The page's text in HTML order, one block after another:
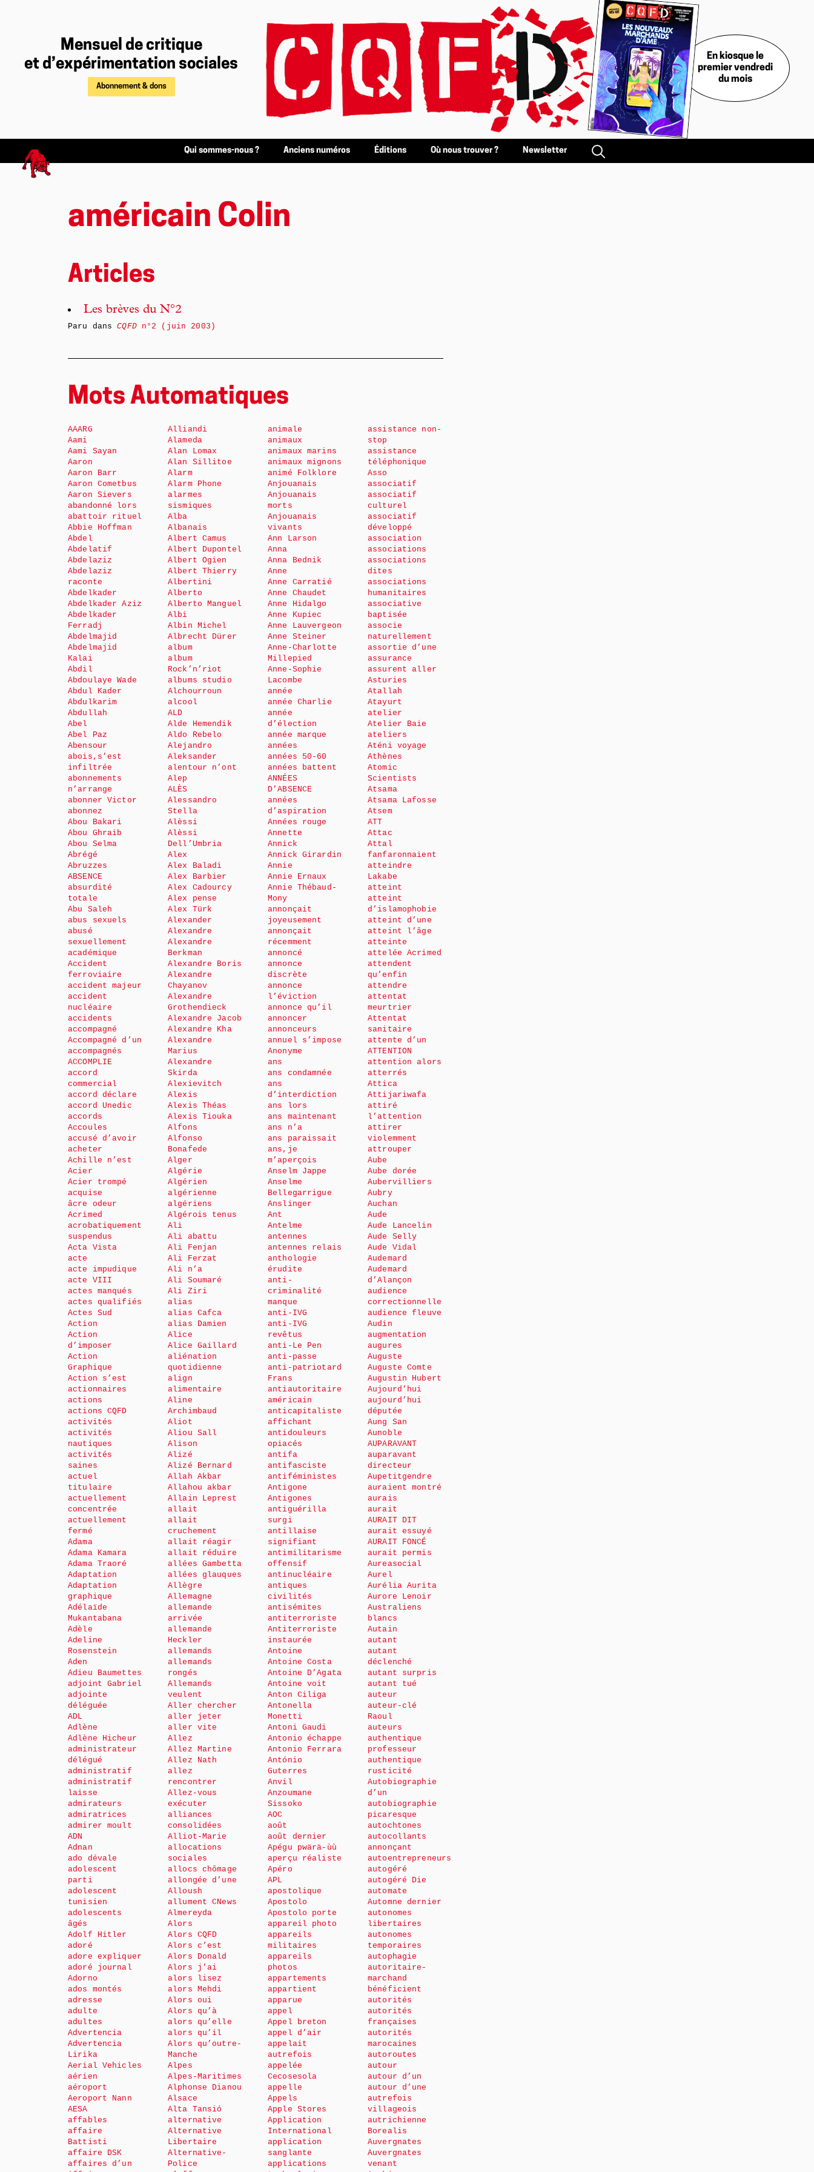
Mensuel de critique
et d’expérimentation sociales
Abonnement & dons
En kiosque le
premier vendredi
du mois
Qui sommes-nous ? Anciens numéros Éditions Où nous trouver ? Newsletter
américain Colin
Articles
Les brèves du N°2
Paru dansCQFDn°2 (juin 2003)
Mots Automatiques
AAARG
Aami
Aami Sayan
Aaron
Aaron Barr
Aaron Cometbus
Aaron Sievers
abandonné lors
abattoir rituel
Abbie Hoffman
Abdel
Abdelatif
Abdelaziz
Abdelaziz
raconte
Abdelkader
Abdelkader Aziz
Abdelkader
Ferradj
Abdelmajid
Abdelmajid
Kalai
Abdil
Abdoulaye Wade
Abdul Kader
Abdulkarim
Abdullah
Abel
Abel Paz
Abensour
abois,s’est
infiltrée
abonnements
n’arrange
abonner Victor
abonnez
Abou Bakari
Abou Ghraib
Abou Selma
Abrégé
Abruzzes
ABSENCE
absurdité
totale
Abu Saleh
abus sexuels
abusé
sexuellement
académique
Accident
ferroviaire
accident majeur
accident
nucléaire
accidents
accompagné
Accompagné d’un
accompagnés
ACCOMPLIE
accord
commercial
accord déclare
accord Unedic
accords
Accoules
accusé d’avoir
acheter
Achille n’est
Acier
Acier trompé
acquise
âcre odeur
Acrimed
acrobatiquement
suspendus
Acta Vista
acte
acte impudique
acte VIII
actes manqués
actes qualifiés
Actes Sud
Action
Action
d’imposer
Action
Graphique
Action s’est
actionnaires
actions
actions CQFD
activités
activités
nautiques
activités
saines
actuel
titulaire
actuellement
concentrée
actuellement
fermé
Adama
Adama Kamara
Adama Traoré
Adaptation
Adaptation
graphique
Adélaïde
Mukantabana
Adèle
Adeline
Rosenstein
Aden
Adieu Baumettes
adjoint Gabriel
adjointe
déléguée
ADL
Adlène
Adlène Hicheur
administrateur
délégué
administratif
administratif
laisse
admirateurs
admiratrices
admirer moult
ADN
Adnan
ado dévale
adolescent
parti
adolescent
tunisien
adolescents
âgés
Adolf Hitler
adoré
adore expliquer
adoré journal
Adorno
ados montés
adresse
adulte
adultes
Advertencia
Advertencia
Lirika
Aerial Vehicles
aérien
aéroport
Aeroport Nann
AESA
affables
affaire
Battisti
affaire DSK
affaires d’un
Alliandi
Alameda
Alan Lomax
Alan Sillitoe
Alarm
Alarm Phone
alarmes
sismiques
Alba
Albanais
Albert Camus
Albert Dupontel
Albert Ogien
Albert Thierry
Albertini
Alberto
Alberto Manguel
Albi
Albin Michel
Albrecht Dürer
album
album
Rock’n’riot
albums studio
Alchourroun
alcool
ALD
Alde Hemendik
Aldo Rebelo
Alejandro
Aleksander
alentour n’ont
Alep
ALÈS
Alessandro
Stella
Alèssi
Alèssi
Dell’Umbria
Alex
Alex Baladi
Alex Barbier
Alex Cadourcy
Alex pense
Alex Türk
Alexander
Alexandre
Alexandre
Berkman
Alexandre Boris
Alexandre
Chayanov
Alexandre
Grothendieck
Alexandre Jacob
Alexandre Kha
Alexandre
Marius
Alexandre
Skirda
Alexievitch
Alexis
Alexis Théas
Alexis Tiouka
Alfons
Alfonso
Bonafede
Alger
Algérie
Algérien
algérienne
algériens
Algérois tenus
Ali
Ali abattu
Ali Fenjan
Ali Ferzat
Ali n’a
Ali Soumaré
Ali Ziri
alias
alias Cafca
alias Damien
Alice
Alice Gaillard
aliénation
quotidienne
align
alimentaire
Aline
Archimbaud
Aliot
Aliou Sall
Alison
Alizé
Alizé Bernard
Allah Akbar
Allahou akbar
Allain Leprest
allait
allait
cruchement
allait réagir
allait réduire
allées Gambetta
allées glauques
Allègre
Allemagne
allemande
arrivée
allemande
Heckler
allemands
allemands
rongés
Allemands
veulent
Aller chercher
aller jeter
aller vite
Allez
Allez Martine
Allez Nath
allez
rencontrer
Allez-vous
exécuter
alliances
consolidées
Alliot-Marie
allocations
sociales
allocs chômage
allongée d’une
Alloush
allument CNews
Almereyda
Alors
Alors CQFD
Alors c’est
Alors Donald
Alors j’ai
alors lisez
alors Mehdi
Alors oui
Alors qu’à
alors qu’elle
alors qu’il
Alors qu’outre-
Manche
Alpes
Alpes-Maritimes
Alphonse Dianou
Alsace
Alta Tansió
alternative
Alternative
Libertaire
Alternative-
Police
animale
animaux
animaux marins
animaux mignons
animé Folklore
Anjouanais
Anjouanais
morts
Anjouanais
vivants
Ann Larson
Anna
Anna Bednik
Anne
Anne Carratié
Anne Chaudet
Anne Hidalgo
Anne Kupiec
Anne Lauvergeon
Anne Steiner
Anne-Charlotte
Millepied
Anne-Sophie
Lacombe
année
année Charlie
année
d’élection
année marque
années
années 50-60
années battent
ANNÉES
D’ABSENCE
années
d’aspiration
Années rouge
Annette
Annick
Annick Girardin
Annie
Annie Ernaux
Annie Thébaud-
Mony
annonçait
joyeusement
annonçait
récemment
annoncé
annonce
discrète
annonce
l’éviction
annonce qu’il
annoncer
annonceurs
annuel s’impose
Anonyme
ans
ans condamnée
ans
d’interdiction
ans lors
ans maintenant
ans n’a
ans paraissait
ans,je
m’aperçois
Anselm Jappe
Anselme
Bellegarrigue
Anslinger
Ant
Antelme
antennes
antennes relais
anthologie
érudite
anti-
criminalité
manque
anti-IVG
anti-IVG
revêtus
anti-Le Pen
anti-passe
anti-patriotard
Frans
antiautoritaire
américain
anticapitaliste
affichant
antidouleurs
opiacés
antifa
antifasciste
antiféministes
Antigone
Antigones
antiguérilla
surgi
antillaise
signifiant
antimilitarisme
offensif
antinucléaire
antiques
civilités
antisémites
antiterroriste
Antiterroriste
instaurée
Antoine
Antoine Costa
Antoine D’Agata
Antoine voit
Anton Ciliga
Antonella
Monetti
Antoni Gaudi
Antonio échappe
Antonio Ferrara
António
Guterres
Anvil
Anzoumane
Sissoko
AOC
août
août dernier
Apégu pwärä-ùù
aperçu réaliste
Apéro
APL
apostolique
Apostolo
Apostolo porte
appareil photo
appareils
militaires
appareils
photos
appartements
appartient
apparue
appel
Appel breton
appel d’air
appelait
autrefois
appelée
Cecosesola
appelle
Appels
Apple Stores
Application
International
application
sanglante
applications
assistance non-
stop
assistance
téléphonique
Asso
associatif
associatif
culturel
associatif
développé
association
associations
associations
dites
associations
humanitaires
associative
baptisée
associe
naturellement
assortie d’une
assurance
assurent aller
Asturies
Atallah
Atayurt
atelier
Atelier Baie
ateliers
Aténi voyage
Athènes
Atomic
Scientists
Atsama
Atsama Lafosse
Atsem
ATT
Attac
Attal
fanfaronnaient
atteindre
Lakabe
atteint
atteint
d’islamophobie
atteint d’une
atteint l’âge
atteinte
attelée Acrimed
attendent
qu’enfin
attendre
attentat
meurtrier
Attentat
sanitaire
attente d’un
ATTENTION
attention alors
atterrés
Attica
Attijariwafa
attiré
l’attention
attirer
violemment
attrouper
Aube
Aube dorée
Aubervilliers
Aubry
Auchan
Aude
Aude Lancelin
Aude Selly
Aude Vidal
Audemard
Audemard
d’Alançon
audience
correctionnelle
audience fleuve
Audin
augmentation
augures
Auguste
Auguste Comte
Augustin Hubert
Aujourd’hui
aujourd’hui
députée
Aung San
Aunoble
AUPARAVANT
auparavant
directeur
Aupetitgendre
auraient montré
aurais
aurait
AURAIT DIT
aurait essuyé
AURAIT FONCÉ
aurait permis
Aureasocial
Aurel
Aurélia Aurita
Aurore Lenoir
Australiens
blancs
Autain
autant
autant
déclenché
autant surpris
autant tué
auteur
auteur-clé
Raoul
auteurs
authentique
professeur
authentique
rusticité
Autobiographie
d’un
autobiographie
picaresque
autochtones
autocollants
annonçant
autoentrepreneurs
autogéré
autogéré Die
automate
Automne dernier
autonomes
libertaires
autonomes
temporaires
autophagie
autoritaire-
marchand
bénéficient
autorités
autorités
françaises
autorités
marocaines
autoroutes
autour
autour d’un
autour d’une
autrefois
villageois
autrichienne
Borealis
Auvergnates
Auvergnates
venant